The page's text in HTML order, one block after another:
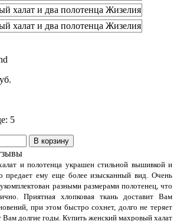
5
В корзину
и полотенца украшен стильной вышивкой и
предает ему еще более изысканный вид. Очень
разными размерами полотенец, что
Приятная хлопковая ткань доставит Вам
при этом быстро сохнет, долго не теряет
долгие годы. Купить женский махровый халат